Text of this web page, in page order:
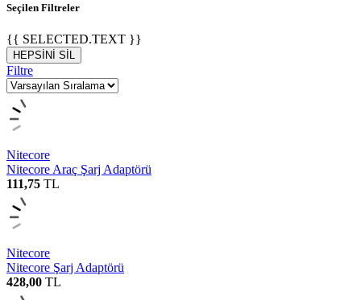
Seçilen Filtreler
{{ SELECTED.TEXT }}
HEPSİNİ SİL
Filtre
Nitecore
Nitecore Araç Şarj Adaptörü
111,75 TL
Nitecore
Nitecore Şarj Adaptörü
428,00 TL